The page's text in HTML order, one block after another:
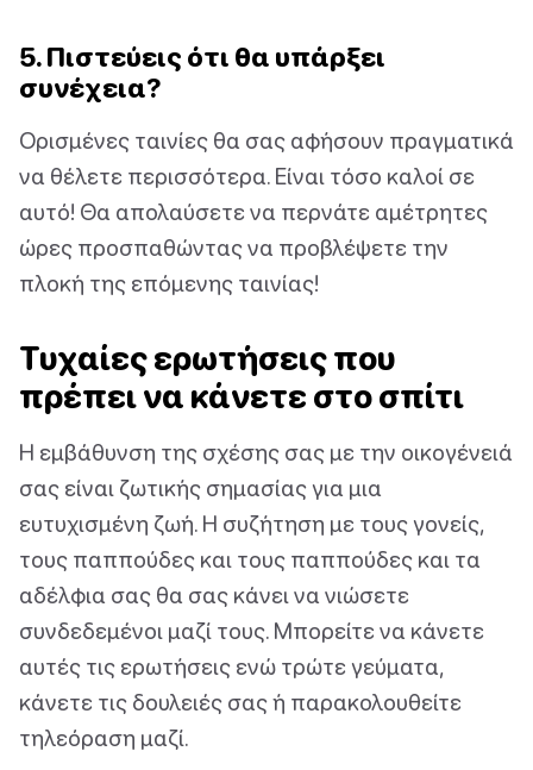
5. Πιστεύεις ότι θα υπάρξει
συνέχεια?
Ορισμένες ταινίες θα σας αφήσουν πραγματικά
να θέλετε περισσότερα. Είναι τόσο καλοί σε
αυτό! Θα απολαύσετε να περνάτε αμέτρητες
ώρες προσπαθώντας να προβλέψετε την
πλοκή της επόμενης ταινίας!
Τυχαίες ερωτήσεις που
πρέπει να κάνετε στο σπίτι
Η εμβάθυνση της σχέσης σας με την οικογένειά
σας είναι ζωτικής σημασίας για μια
ευτυχισμένη ζωή. Η συζήτηση με τους γονείς,
τους παππούδες και τους παππούδες και τα
αδέλφια σας θα σας κάνει να νιώσετε
συνδεδεμένοι μαζί τους. Μπορείτε να κάνετε
αυτές τις ερωτήσεις ενώ τρώτε γεύματα,
κάνετε τις δουλειές σας ή παρακολουθείτε
τηλεόραση μαζί.